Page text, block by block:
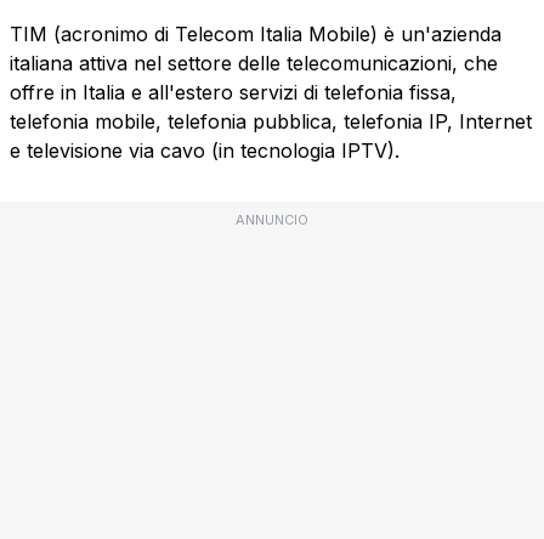
TIM (acronimo di Telecom Italia Mobile) è un'azienda
italiana attiva nel settore delle telecomunicazioni, che
offre in Italia e all'estero servizi di telefonia fissa,
telefonia mobile, telefonia pubblica, telefonia IP, Internet
e televisione via cavo (in tecnologia IPTV).
ANNUNCIO